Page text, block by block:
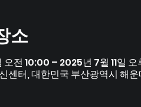
소
오전 10:00 – 2025년 7월 11일
센터, 대한민국 부산광역시 해